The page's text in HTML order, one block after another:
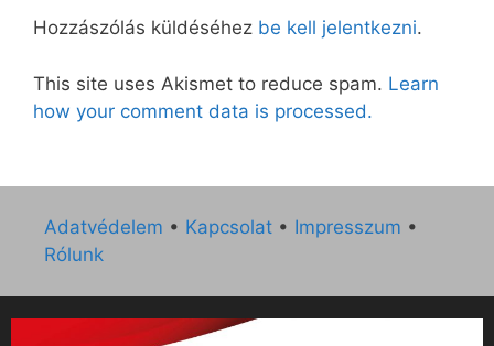
Hozzászólás küldéséhez be kell jelentkezni.
This site uses Akismet to reduce spam. Learn
how your comment data is processed.
Adatvédelem • Kapcsolat • Impresszum •
Rólunk